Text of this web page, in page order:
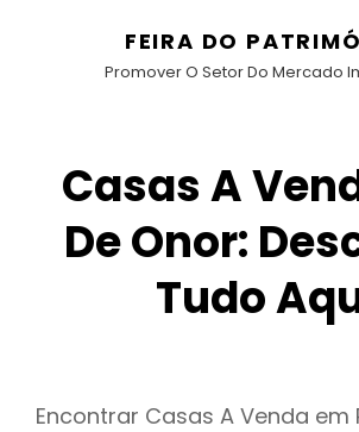
FEIRA DO
Promover O Setor Do Mercado
Casas A
De Onor:
Tudo
Encontrar Casas A Venda em